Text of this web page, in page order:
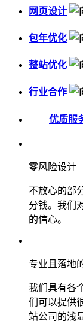
网页设计
包年优化
整站优化
行业合作
优质服
零风险设计
不放心的部
分钱。我们
的信心。
专业且落地
我们具有各
们可以提供
站公司的浅